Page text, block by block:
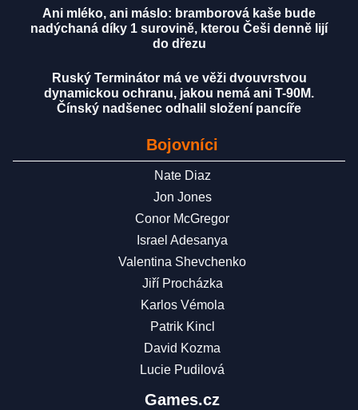
Ani mléko, ani máslo: bramborová kaše bude
nadýchaná díky 1 surovině, kterou Češi denně lijí
do dřezu
Ruský Terminátor má ve věži dvouvrstvou
dynamickou ochranu, jakou nemá ani T-90M.
Čínský nadšenec odhalil složení pancíře
Bojovníci
Nate Diaz
Jon Jones
Conor McGregor
Israel Adesanya
Valentina Shevchenko
Jiří Procházka
Karlos Vémola
Patrik Kincl
David Kozma
Lucie Pudilová
Games.cz